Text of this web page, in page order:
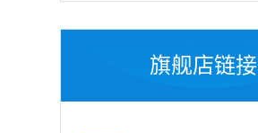
旗舰店链接